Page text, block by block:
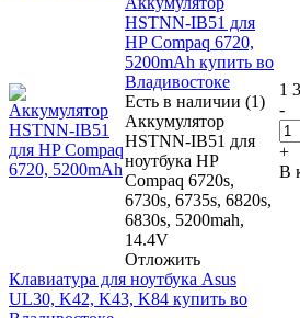
HSTNN-IB51 для
HP Compaq 6720,
5200mAh купить во
Владивостоке
Есть в наличии (1)
Аккумулятор
HSTNN-IB51 для
ноутбука HP
Compaq 6720s,
6730s, 6735s, 6820s,
6830s, 5200mah,
14.4V
Отложить
1
-
+
В
Клавиатура для ноутбука Asus
UL30, K42, K43, K84 купить во